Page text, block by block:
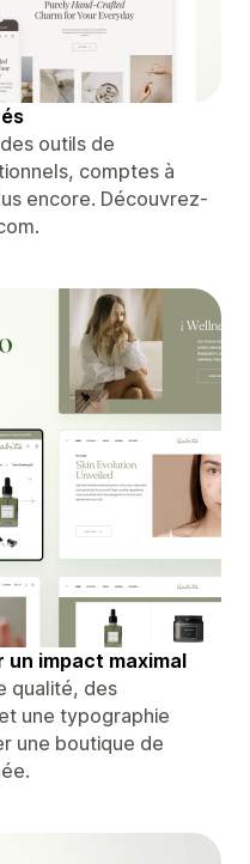
outils de
comptes à
encore. Découvrez-
un impact maximal
qualité, des
une typographie
une boutique de